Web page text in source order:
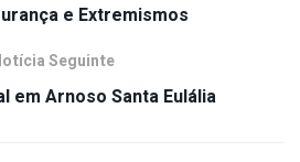
e Extremismos
Seguinte
em Arnoso Santa Eulália